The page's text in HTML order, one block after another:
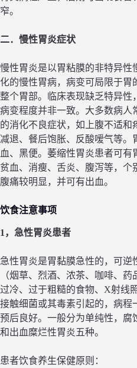
窄。
二．慢性胃炎症状
慢性胃炎是以胃粘膜的非特异性
化的慢性胃病，病变可局限于胃
整个胃部。临床表现缺乏特异性
病变程度并非一致。大多数病人
的消化不良症状，如上腹不适和
减退、餐后饱胀、反酸嗳气等。
血、黑便。萎缩性胃炎患者可有
贫血、消瘦、舌炎、腹泻等，个
腹痛较明显，并可有出血。
饮食注意事项
1，急性胃炎患者
急性胃炎是胃黏膜急性的，可逆
（烟草、烈酒、浓茶、咖啡、药
过冷、过于粗糙的食物、X射线
接触细菌或其毒素引起的，病程
预后良好。一般分为单纯性，腐
和出血糜烂性胃炎五种。
患者饮食养生保健原则：